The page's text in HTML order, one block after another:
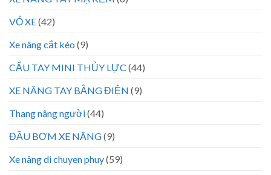
VỎ XE(42)
Xe nâng cắt kéo (9)
CẨU TAY MINI THỦY LỰC (44)
XE NÂNG TAY BẰNG ĐIỆN (9)
Thang nâng người(44)
ĐẦU BƠM XE NÂNG(9)
Xe nâng di chuyen phuy(59)